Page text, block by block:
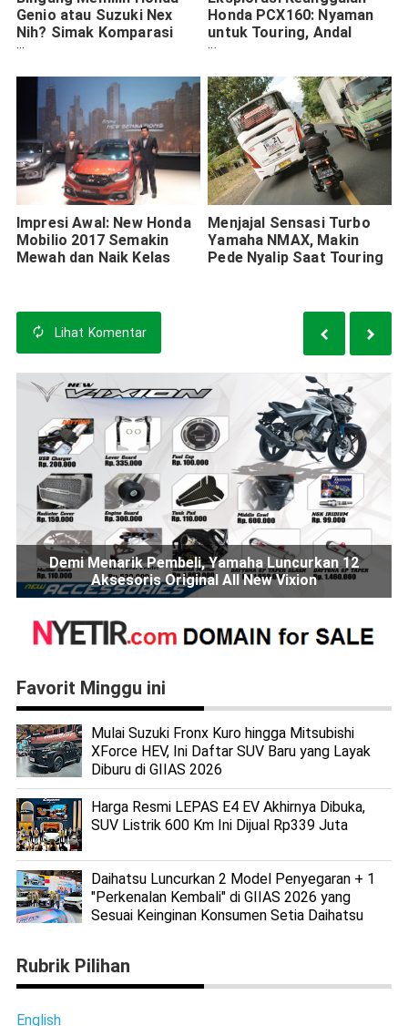
Genio atau Suzuki Nex
Nih? Simak Komparasi
Kedua-nya
Honda PCX160: Nyaman
untuk Touring, Andal
untuk Harian
Impresi Awal: New Honda
Mobilio 2017 Semakin
Mewah dan Naik Kelas
Menjajal Sensasi Turbo
Yamaha NMAX, Makin
Pede Nyalip Saat Touring
Lihat Komentar
Demi Menarik Pembeli, Yamaha Luncurkan 12
Aksesoris Original All New Vixion
Favorit Minggu ini
Mulai Suzuki Fronx Kuro hingga Mitsubishi
XForce HEV, Ini Daftar SUV Baru yang Layak
Diburu di GIIAS 2026
Harga Resmi LEPAS E4 EV Akhirnya Dibuka,
SUV Listrik 600 Km Ini Dijual Rp339 Juta
Daihatsu Luncurkan 2 Model Penyegaran + 1
"Perkenalan Kembali" di GIIAS 2026 yang
Sesuai Keinginan Konsumen Setia Daihatsu
Rubrik Pilihan
English